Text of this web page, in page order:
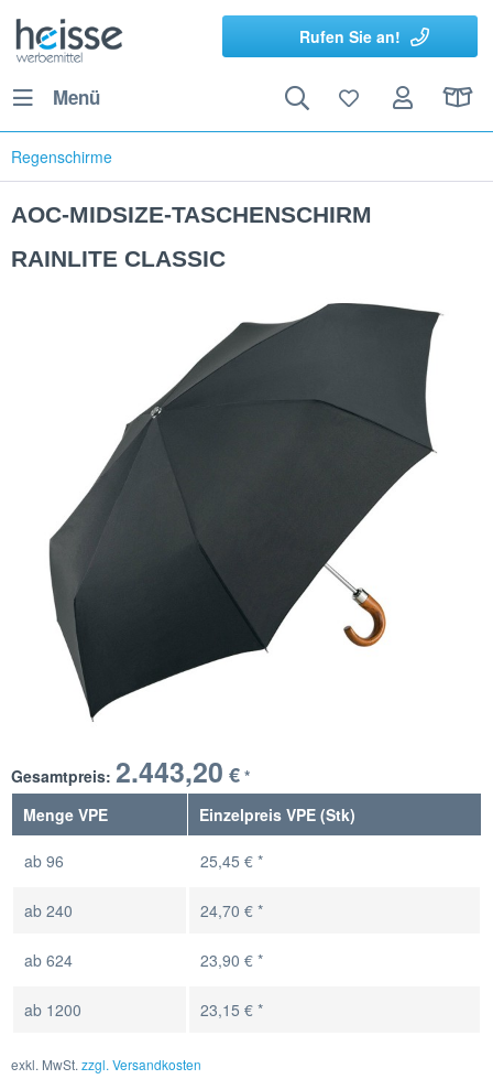
Rufen Sie an!
Menü
Regenschirme
AOC-MIDSIZE-TASCHENSCHIRM
RAINLITE CLASSIC
Gesamtpreis: 2.443,20 € *
Menge VPE
Einzelpreis VPE (Stk)
ab 96 25,45 € *
ab 240 24,70 € *
ab 624 23,90 € *
ab 1200 23,15 € *
exkl. MwSt. zzgl. Versandkosten